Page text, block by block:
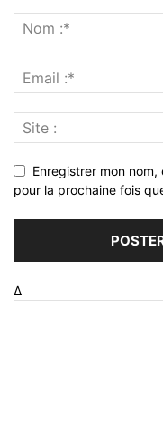
Enregistrer mon
pour la prochaine fois
Δ